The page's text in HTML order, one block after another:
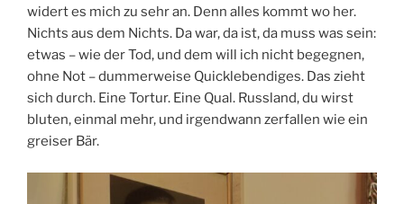
widert es mich zu sehr an. Denn alles kommt wo her.
Nichts aus dem Nichts. Da war, da ist, da muss was sein:
etwas – wie der Tod, und dem will ich nicht begegnen,
ohne Not – dummerweise Quicklebendiges. Das zieht
sich durch. Eine Tortur. Eine Qual. Russland, du wirst
bluten, einmal mehr, und irgendwann zerfallen wie ein
greiser Bär.